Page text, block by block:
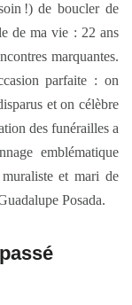
!) de boucler de
de ma vie : 22 ans
marquantes.
parfaite : on
et on célèbre
des funérailles a
emblématique
et mari de
Posada.